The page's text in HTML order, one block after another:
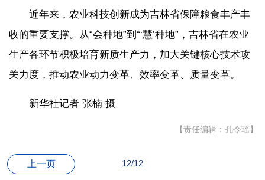
近年来，农业科技创新成为吉林省保障粮食丰产丰
收的重要支撑。从“会种地”到“‘慧’种地”，吉林省在农业
生产各环节积极培育新质生产力，加大关键核心技术攻
关力度，推动农业动力变革、效率变革、质量变革。
新华社记者 张楠 摄
【责任编辑：孔令瑶】
上一页 12/12